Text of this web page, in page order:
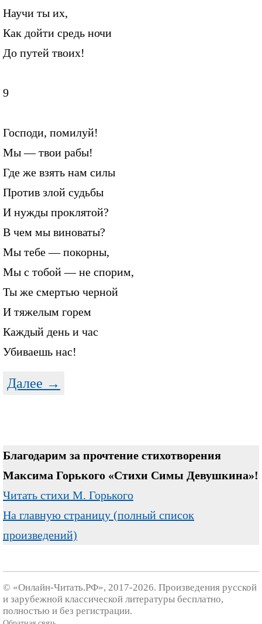
Научи ты их,
Как дойти средь ночи
До путей твоих!
9
Господи, помилуй!
Мы — твои рабы!
Где же взять нам силы
Против злой судьбы
И нужды проклятой?
В чем мы виноваты?
Мы тебе — покорны,
Мы с тобой — не спорим,
Ты же смертью черной
И тяжелым горем
Каждый день и час
Убиваешь нас!
Далее →
Благодарим за прочтение стихотворения
Максима Горького «Стихи Симы Девушкина»!
Читать стихи М. Горького
На главную страницу (полный список
произведений)
© «Онлайн-Читать.РФ», 2017-2026. Произведения русской
и зарубежной классической литературы бесплатно,
полностью и без регистрации.